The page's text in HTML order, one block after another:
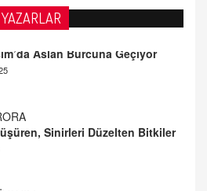
YAZARLARAslan Burcuna Geçiyor